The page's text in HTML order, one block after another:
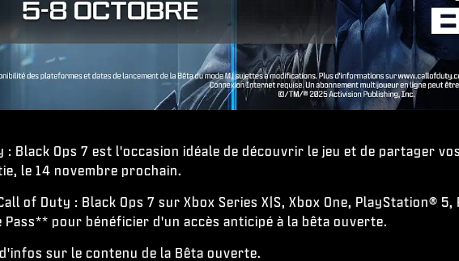
: Black Ops 7 est l'occasion idéale de découvrir le jeu et de partager
le 14 novembre prochain.
of Duty : Black Ops 7 sur Xbox Series X|S, Xbox One, PlayStation®
Pass** pour bénéficier d'un accès anticipé à la bêta ouverte.
sur le contenu de la Bêta ouverte.